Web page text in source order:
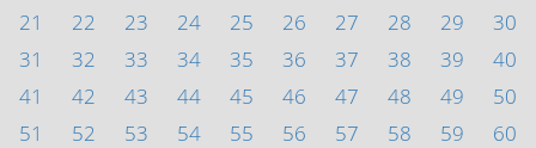
21
22 23 24 25 26 27 28 29
30
31
32 33 34 35 36 37 38 39
40
41
42 43 44 45 46 47 48 49
50
51
52 53 54 55 56 57 58 59
60